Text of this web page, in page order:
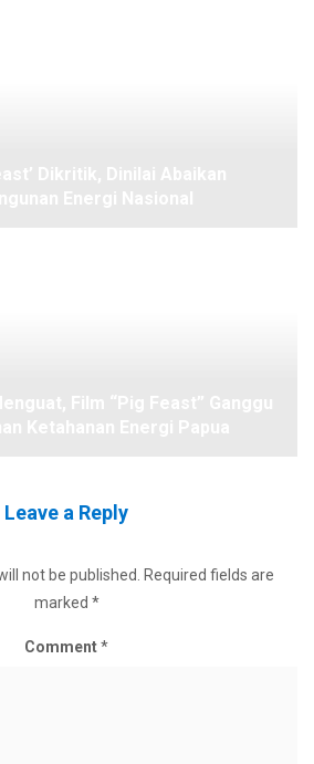
Leave a Reply
not be published. Required fields are
marked *
Comment*